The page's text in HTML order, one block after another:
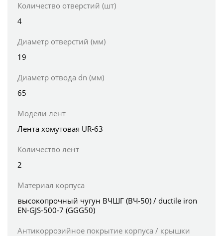
Количество отверстий (шт)
4
Диаметр отверстий (мм)
19
Диаметр отвода dn (мм)
65
Модели лент
Лента хомутовая UR-63
Количество лент
2
Материал корпуса
высокопрочный чугун ВЧШГ (ВЧ-50) / ductile iron
EN-GJS-500-7 (GGG50)
Антикоррозийное покрытие корпуса / крышки